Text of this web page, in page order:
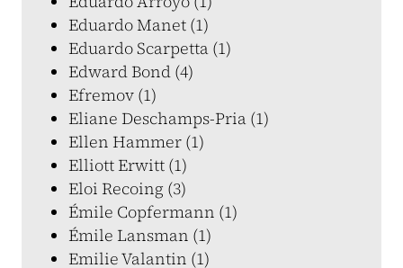
Eduardo Manet (1)
Eduardo Scarpetta (1)
Edward Bond (4)
Efremov (1)
Eliane Deschamps-Pria (1)
Ellen Hammer (1)
Elliott Erwitt (1)
Eloi Recoing (3)
Émile Copfermann (1)
Émile Lansman (1)
Emilie Valantin (1)